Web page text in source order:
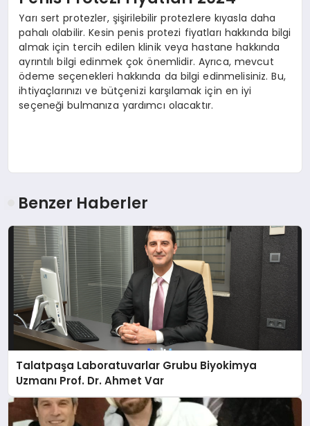
Yarı sert protezler, şişirilebilir protezlere kıyasla daha
pahalı olabilir. Kesin penis protezi fiyatları hakkında bilgi
almak için tercih edilen klinik veya hastane hakkında
ayrıntılı bilgi edinmek çok önemlidir. Ayrıca, mevcut
ödeme seçenekleri hakkında da bilgi edinmelisiniz. Bu,
ihtiyaçlarınızı ve bütçenizi karşılamak için en iyi
seçeneği bulmanıza yardımcı olacaktır.
Benzer Haberler
Talatpaşa Laboratuvarlar Grubu Biyokimya
Uzmanı Prof. Dr. Ahmet Var